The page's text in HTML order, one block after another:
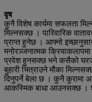
वृष
कुनै विशेष कार्यमा सफलता
मिल्नसक्छ । पारिवारिक
प्राप्त हुनेछ । आफ्नो
मनोरञ्जनात्मक
प्रवेश हुनसक्छ भने कसैको
बुहारी भित्राउने मौका
दिनुपर्ने बेला छ । कुनै कुरामा
आकस्मिक बाधा आउनसक्छ ।